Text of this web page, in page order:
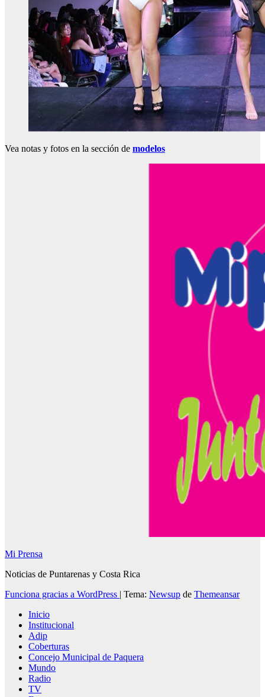
Vea notas y fotos en la sección de modelos
Mi Prensa
Noticias de Puntarenas y Costa Rica
Funciona gracias a WordPress | Tema: Newsup de Themeansar
Inicio
Institucional
Adip
Coberturas
Concejo Municipal de Paquera
Mundo
Radio
TV